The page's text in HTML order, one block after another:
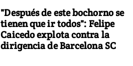
"Después de este bochorno se
tienen que ir todos": Felipe
Caicedo explota contra la
dirigencia de Barcelona SC